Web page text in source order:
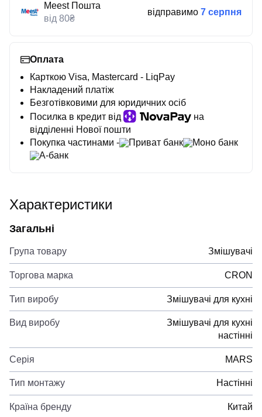
Meest Пошта
від 80₴
відправимо 7 серпня
Оплата
Карткою Visa, Mastercard - LiqPay
Накладений платіж
Безготівковими для юридичних осіб
Посилка в кредит від
на
відділенні Нової пошти
Покупка частинами -
Приват банк
Моно банк
А-банк
Характеристики
Загальні
Група товару Змішувачі
Торгова марка CRON
Тип виробу Змішувачі для кухні
Вид виробу
Змішувачі для кухні
настінні
Серія MARS
Тип монтажу Настінні
Країна бренду Китай